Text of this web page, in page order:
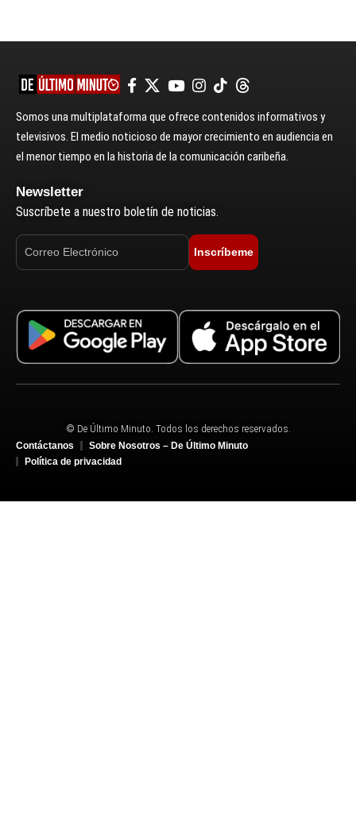
Somos una multiplataforma que ofrece contenidos informativos y
televisivos. El medio noticioso de mayor crecimiento en audiencia en
el menor tiempo en la historia de la comunicación caribeña.
Newsletter
Suscríbete a nuestro boletín de noticias.
Inscríbeme
© De Último Minuto. Todos los derechos reservados.
Contáctanos
Sobre Nosotros – De Último Minuto
Política de privacidad